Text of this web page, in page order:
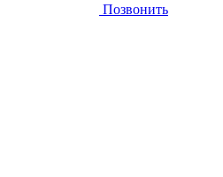
Позвонить